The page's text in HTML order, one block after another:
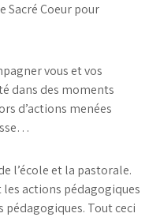
Sacré Coeur pour
vous et vos
dans des moments
d’actions menées
l’école et la pastorale.
actions pédagogiques
Tout ceci